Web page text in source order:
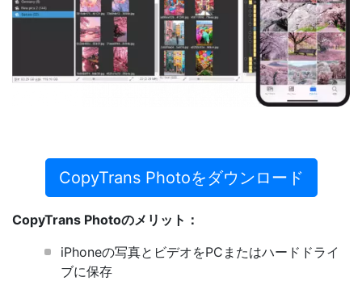
CopyTrans Photoをダウンロード
CopyTrans Photoのメリット：
iPhoneの写真とビデオをPCまたはハードドライ
ブに保存